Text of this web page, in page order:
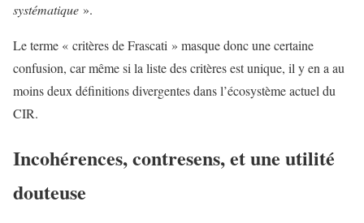
systématique ».
Le terme « critères de Frascati » masque donc une certaine
confusion, car même si la liste des critères est unique, il y en a au
moins deux définitions divergentes dans l’écosystème actuel du
CIR.
Incohérences, contresens, et une utilité
douteuse